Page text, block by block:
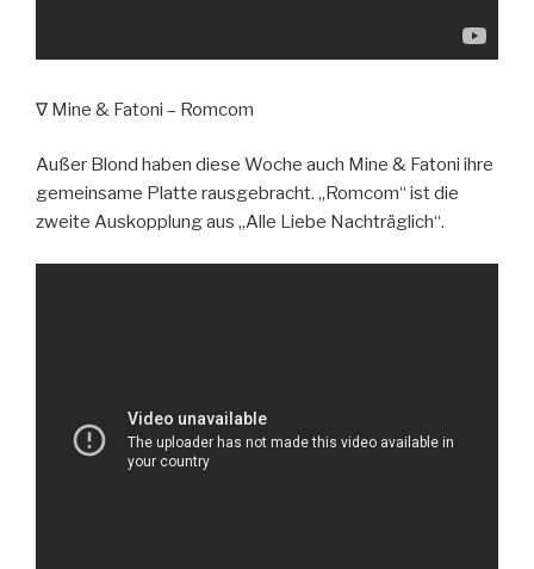
∇ Mine & Fatoni – Romcom
Außer Blond haben diese Woche auch Mine & Fatoni ihre
gemeinsame Platte rausgebracht. „Romcom“ ist die
zweite Auskopplung aus „Alle Liebe Nachträglich“.